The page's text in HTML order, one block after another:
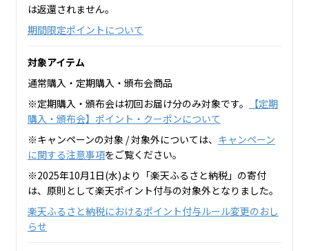
は返還されません。
期間限定ポイントについて
対象アイテム
通常購入・定期購入・頒布会商品
※定期購入・頒布会は初回お届け分のみ対象です。
【定期
購入・頒布会】ポイント・クーポンについて
※キャンペーンの対象 / 対象外については、 キャンペーン
に関する注意事項をご覧ください。
※2025年10月1日(水)より「楽天ふるさと納税」の寄付
は、原則として楽天ポイント付与の対象外となりました。
楽天ふるさと納税におけるポイント付与ルール変更のおし
らせ